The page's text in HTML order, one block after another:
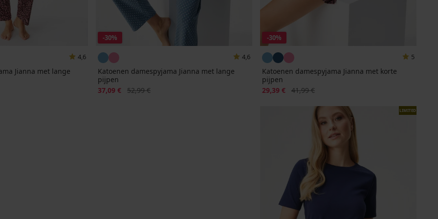
4,6
Jianna met lange
prijs
-30%
4,6
Katoenen damespyjama Jianna met lange
pijpen
Korting
37,09 € Oorspronkelijke prijs
52,99 €
-30%
5
Katoenen damespyjama Jianna met korte
pijpen
Korting
29,39 € Oorspronkelijke prijs
41,99 €
LIMITED